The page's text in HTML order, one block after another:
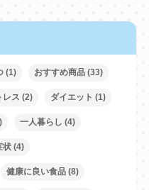
(1) おすすめ商品(33)
レス (2) ダイエット (1)
一人暮らし (4)
状(4)
健康に良い食品(8)